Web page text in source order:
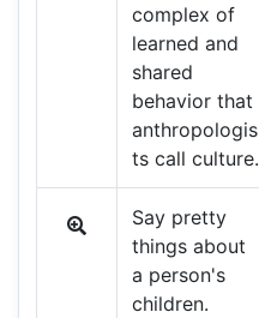
complex of
learned and
shared
behavior that
anthropologis
ts call culture.
Say pretty
things about
a person's
children.